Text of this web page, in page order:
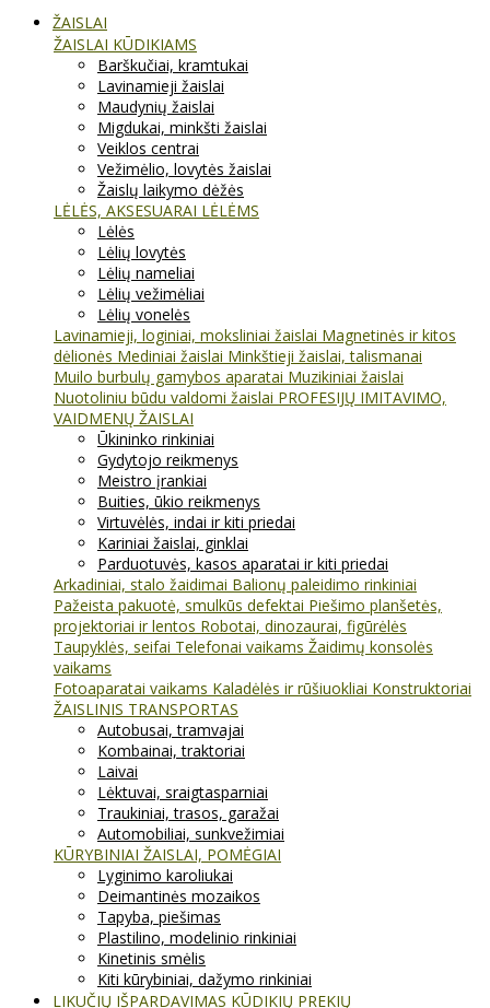
ŽAISLAI
ŽAISLAI KŪDIKIAMS
Barškučiai, kramtukai
Lavinamieji žaislai
Maudynių žaislai
Migdukai, minkšti žaislai
Veiklos centrai
Vežimėlio, lovytės žaislai
Žaislų laikymo dėžės
LĖLĖS, AKSESUARAI LĖLĖMS
Lėlės
Lėlių lovytės
Lėlių nameliai
Lėlių vežimėliai
Lėlių vonelės
Lavinamieji, loginiai, moksliniai žaislai Magnetinės ir kitos
dėlionės Mediniai žaislai Minkštieji žaislai, talismanai
Muilo burbulų gamybos aparatai Muzikiniai žaislai
Nuotoliniu būdu valdomi žaislai PROFESIJŲ IMITAVIMO,
VAIDMENŲ ŽAISLAI
Ūkininko rinkiniai
Gydytojo reikmenys
Meistro įrankiai
Buities, ūkio reikmenys
Virtuvėlės, indai ir kiti priedai
Kariniai žaislai, ginklai
Parduotuvės, kasos aparatai ir kiti priedai
Arkadiniai, stalo žaidimai Balionų paleidimo rinkiniai
Pažeista pakuotė, smulkūs defektai Piešimo planšetės,
projektoriai ir lentos Robotai, dinozaurai, figūrėlės
Taupyklės, seifai Telefonai vaikams Žaidimų konsolės
vaikams
Fotoaparatai vaikams Kaladėlės ir rūšiuokliai Konstruktoriai
ŽAISLINIS TRANSPORTAS
Autobusai, tramvajai
Kombainai, traktoriai
Laivai
Lėktuvai, sraigtasparniai
Traukiniai, trasos, garažai
Automobiliai, sunkvežimiai
KŪRYBINIAI ŽAISLAI, POMĖGIAI
Lyginimo karoliukai
Deimantinės mozaikos
Tapyba, piešimas
Plastilino, modelinio rinkiniai
Kinetinis smėlis
Kiti kūrybiniai, dažymo rinkiniai
LIKUČIŲ IŠPARDAVIMAS KŪDIKIŲ PREKIŲ